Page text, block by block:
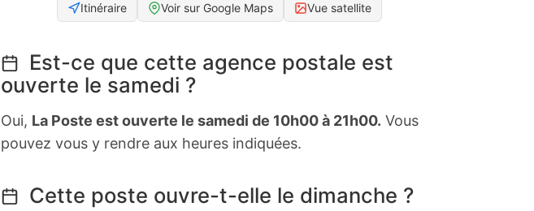
Itinéraire Voir sur Google Maps Vue satellite
Est-ce que cette agence postale est
ouverte le samedi ?
Oui, La Poste est ouverte le samedi de 10h00 à 21h00. Vous
pouvez vous y rendre aux heures indiquées.
Cette poste ouvre-t-elle le dimanche ?